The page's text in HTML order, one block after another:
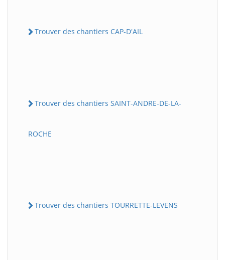
Trouver des chantiers CAP-D'AIL
Trouver des chantiers SAINT-ANDRE-DE-LA-
ROCHE
Trouver des chantiers TOURRETTE-LEVENS